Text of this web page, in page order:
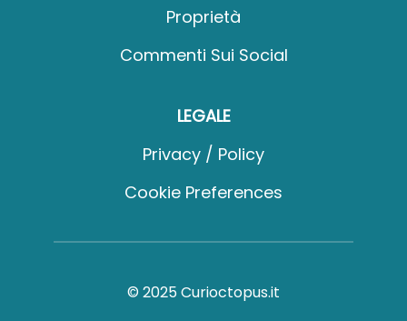
Proprietà
Commenti Sui Social
LEGALE
Privacy / Policy
Cookie Preferences
© 2025 Curioctopus.it